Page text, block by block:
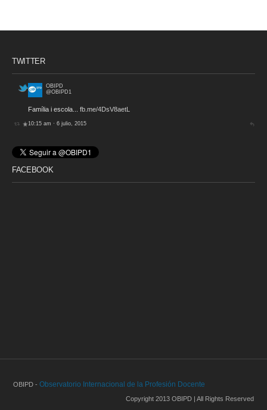
TWITTER
OBIPD
@OBIPD1
Família i escola...fb.me/4DsV8aetL
10:15 am · 6 julio, 2015
FACEBOOK
OBIPD -Observatorio Internacional de la Profesión Docente
Copyright 2013 OBIPD | All Rights Reserved